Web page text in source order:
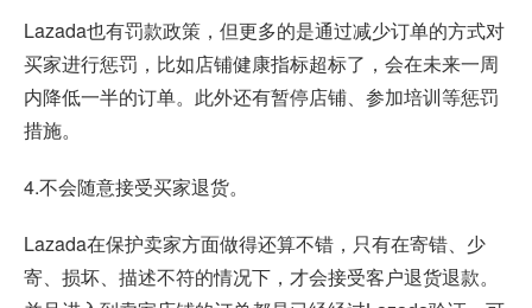
Lazada也有罚款政策，但更多的是通过减少订单的方式对
买家进行惩罚，比如店铺健康指标超标了，会在未来一周
内降低一半的订单。此外还有暂停店铺、参加培训等惩罚
措施。
4.不会随意接受买家退货。
Lazada在保护卖家方面做得还算不错，只有在寄错、少
寄、损坏、描述不符的情况下，才会接受客户退货退款。